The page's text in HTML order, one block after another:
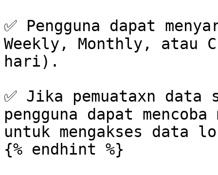
✅ Pengguna dapat
Weekly, Monthly, atau
hari).
✅ Jika pemuataxn
pengguna dapat
untuk mengakses data
{% endhint %}